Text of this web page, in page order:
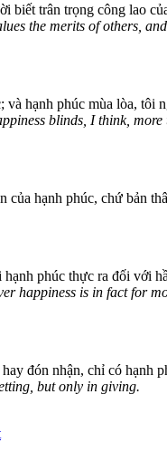
biết trân trọng công lao
the merits of others,
hạnh phúc mùa lòa, tôi
blinds, I think, more
của hạnh phúc, chứ bản
phúc thực ra đối với
happiness is in fact for
đón nhận, chỉ có hạnh
but only in giving.